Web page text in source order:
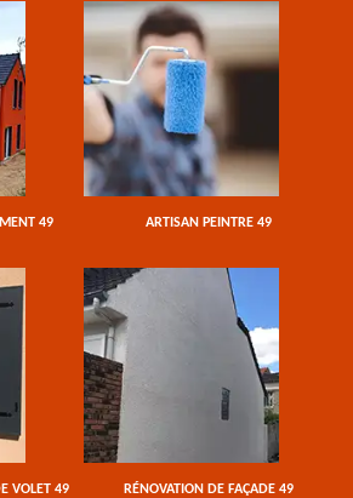
49 ARTISAN PEINTRE 49
VOLET 49 RÉNOVATION DE FAÇADE 49